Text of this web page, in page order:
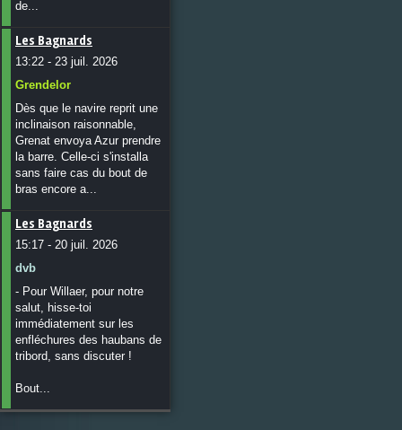
de...
Les Bagnards
13:22 - 23 juil. 2026
Grendelor
Dès que le navire reprit une
inclinaison raisonnable,
Grenat envoya Azur prendre
la barre. Celle-ci s'installa
sans faire cas du bout de
bras encore a...
Les Bagnards
15:17 - 20 juil. 2026
dvb
- Pour Willaer, pour notre
salut, hisse-toi
immédiatement sur les
enfléchures des haubans de
tribord, sans discuter !
Bout...